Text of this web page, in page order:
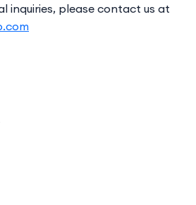
inquiries, please contact us at